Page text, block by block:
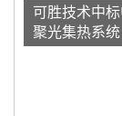
可胜技术中
聚光集热系统